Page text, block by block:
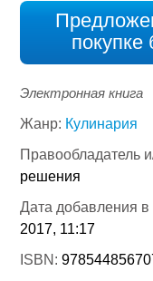
покупке
Электронная книга
Жанр: Кулинария
Правообладатель
решения
Дата добавления в
2017, 11:17
ISBN: